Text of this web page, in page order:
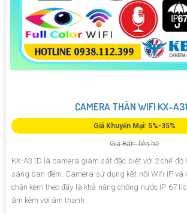
CAMERA THÂN WIFI KX-
Giá Khuyến Mại: 5%-35%
Giá Bán: liên hệ
KX-A31D là camera giám sát đặc biệt với 2 chế độ
sáng ban đêm. Camera sử dụng kết nối Wifi IP và
chắn kèm theo đấy là khả năng chống nước IP 67
âm kèm với âm thanh